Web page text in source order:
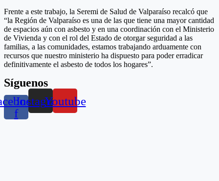
Frente a este trabajo, la Seremi de Salud de Valparaíso recalcó que
“la Región de Valparaíso es una de las que tiene una mayor cantidad
de espacios aún con asbesto y en una coordinación con el Ministerio
de Vivienda y con el rol del Estado de otorgar seguridad a las
familias, a las comunidades, estamos trabajando arduamente con
recursos que nuestro ministerio ha dispuesto para poder erradicar
definitivamente el asbesto de todos los hogares”.
Síguenos
f
InstagramYoutube